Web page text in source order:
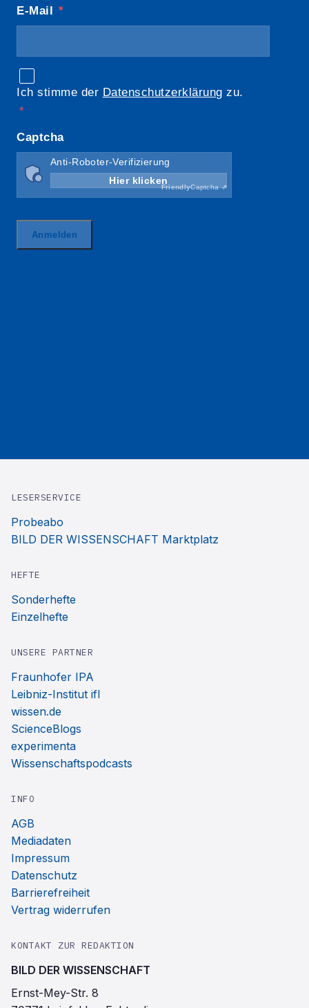
LESERSERVICE
Probeabo
BILD DER WISSENSCHAFT Marktplatz
HEFTE
Sonderhefte
Einzelhefte
UNSERE PARTNER
Fraunhofer IPA
Leibniz-Institut ifl
wissen.de
ScienceBlogs
experimenta
Wissenschaftspodcasts
INFO
AGB
Mediadaten
Impressum
Datenschutz
Barrierefreiheit
Vertrag widerrufen
KONTAKT ZUR REDAKTION
BILD DER WISSENSCHAFT
Ernst-Mey-Str. 8